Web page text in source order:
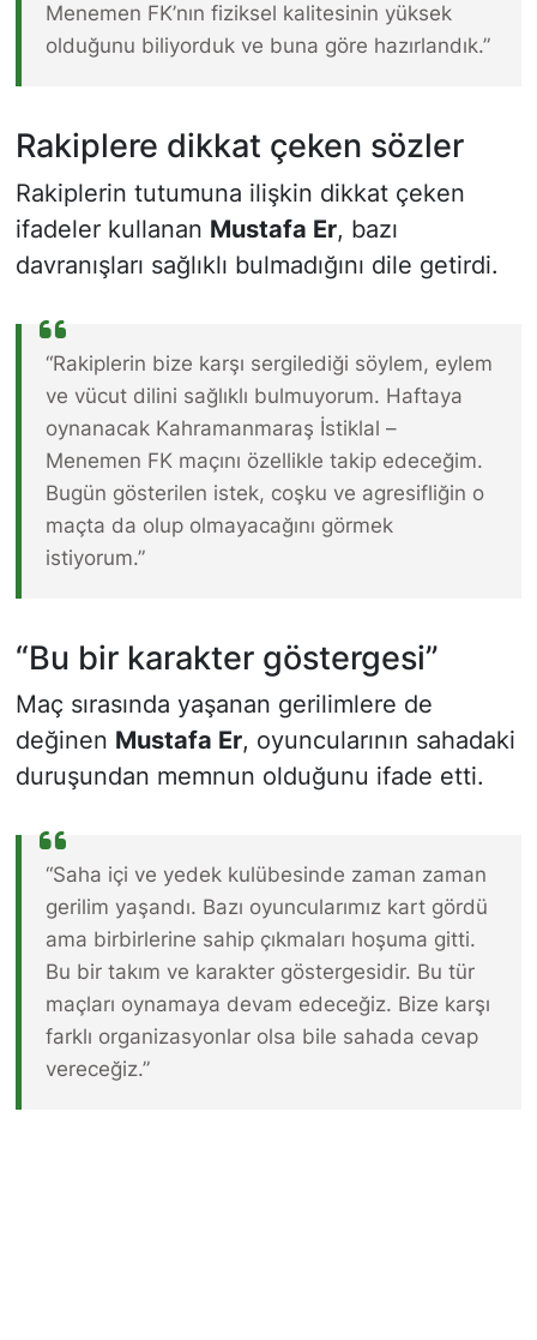
Menemen FK’nın fiziksel kalitesinin yüksek
olduğunu biliyorduk ve buna göre hazırlandık.”
Rakiplere dikkat çeken sözler
Rakiplerin tutumuna ilişkin dikkat çeken
ifadeler kullanan Mustafa Er, bazı
davranışları sağlıklı bulmadığını dile getirdi.
“Rakiplerin bize karşı sergilediği söylem, eylem
ve vücut dilini sağlıklı bulmuyorum. Haftaya
oynanacak Kahramanmaraş İstiklal –
Menemen FK maçını özellikle takip edeceğim.
Bugün gösterilen istek, coşku ve agresifliğin o
maçta da olup olmayacağını görmek
istiyorum.”
“Bu bir karakter göstergesi”
Maç sırasında yaşanan gerilimlere de
değinen Mustafa Er, oyuncularının sahadaki
duruşundan memnun olduğunu ifade etti.
“Saha içi ve yedek kulübesinde zaman zaman
gerilim yaşandı. Bazı oyuncularımız kart gördü
ama birbirlerine sahip çıkmaları hoşuma gitti.
Bu bir takım ve karakter göstergesidir. Bu tür
maçları oynamaya devam edeceğiz. Bize karşı
farklı organizasyonlar olsa bile sahada cevap
vereceğiz.”